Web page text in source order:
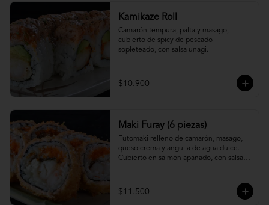
Kamikaze Roll
Camarón tempura, palta y masago,
cubierto de spicy de pescado
sopleteado, con salsa unagi.
$10.900
Maki Furay (6 piezas)
Futomaki relleno de camarón, masago,
queso crema y anguila de agua dulce.
Cubierto en salmón apanado, con salsa
$11.500